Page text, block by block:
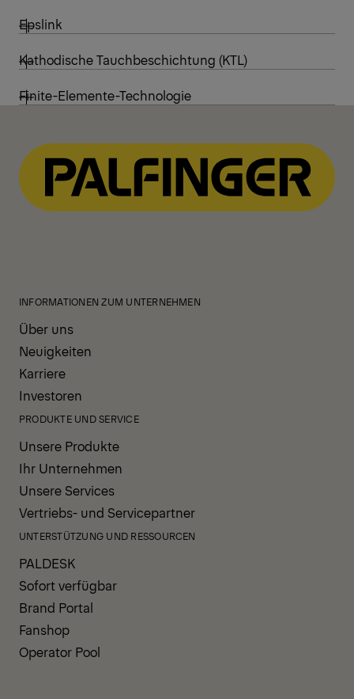
Epslink
Kathodische Tauchbeschichtung (KTL)
Finite-Elemente-Technologie
INFORMATIONEN ZUM UNTERNEHMEN
Über uns
Neuigkeiten
Karriere
Investoren
PRODUKTE UND SERVICE
Unsere Produkte
Ihr Unternehmen
Unsere Services
Vertriebs- und Servicepartner
UNTERSTÜTZUNG UND RESSOURCEN
PALDESK
Sofort verfügbar
Brand Portal
Fanshop
Operator Pool